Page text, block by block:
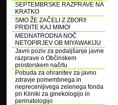
SEPTEMBRSKE RAZPRAVE NA
KRATKO
SMO ŽE ZAČELI Z ZBORI!
PRIDITE KAJ MIMO!
MEDNATRODNA NOČ
NETOPIRJEV OB MIYAWAKIJU
Javni poziv za podaljšanje javne
razprave o Občinskem
prostorskem načrtu
Pobuda za ohranitev za javno
zdravje pomembnega in
neprecenljivega zelenega fonda
pri Kliniki za ginekologijo in
perinatologijo